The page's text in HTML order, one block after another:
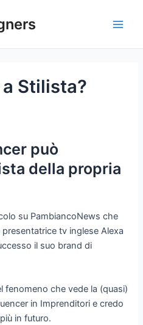
Stilista?
può
della propria
su PambiancoNews che
tv inglese Alexa
il suo brand di
fenomeno che vede la (quasi)
in Imprenditori e credo
in futuro.